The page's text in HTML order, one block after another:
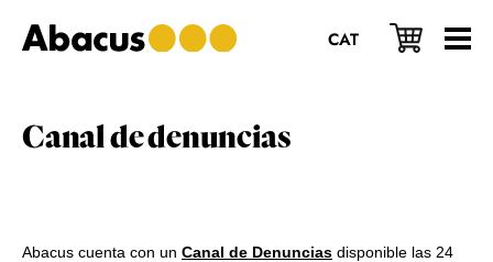
al
contenido
a
la
al
pie
CAT
Canal de denuncias
Abacus cuenta con un Canal de Denuncias disponible las 24